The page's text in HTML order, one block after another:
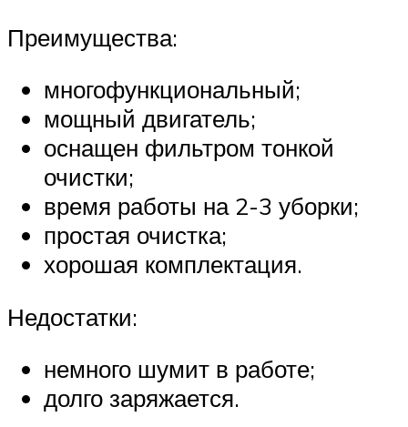
Преимущества:
многофункциональный;
мощный двигатель;
оснащен фильтром тонкой
очистки;
время работы на 2-3 уборки;
простая очистка;
хорошая комплектация.
Недостатки:
немного шумит в работе;
долго заряжается.